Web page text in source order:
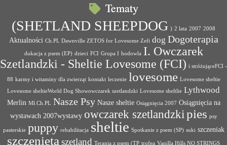
Tematy
(SHETLAND SHEEPDOG ) 2 lata 2007 2008
Aktualności Ch.PL Dawnville ZETOS for Lovesome Zefi dog Dogoterapia
dukacja z psem (EP) dzieci FCI Grupa I hodowla I. Owczarek
Szetlandzki - Sheltie Lovesome (FCI) i stróżująceFCI -
88 karmy i witaminy dla zwierząt kontakt leczenie lovesome Lovesome sheltie
Lovesome sheltieWorld Dog Showowczarek szetlandzki Lovesome sheltlie Lythwood
Merlin Mł.Ch.PL Nasze Psy Nasze sheltie Osiągnięcia 2007 Osiągnięcia na
wystawach 2007wystawy owczarek szetlandzkipies psy
pasterskie puppy rehabilitacja sheltie Spotkanie z psem (SP) suki szczeniak
szczenięta szetland Terapia z psem (TP trofea Vanilla Hills NO STRINGS